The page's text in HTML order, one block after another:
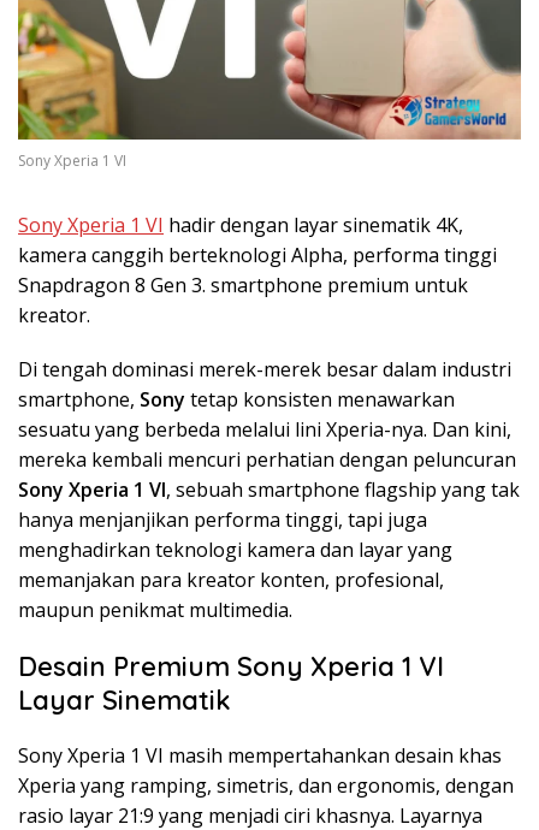
Sony Xperia 1 VI
Sony Xperia 1 VI hadir dengan layar sinematik 4K,
kamera canggih berteknologi Alpha, performa tinggi
Snapdragon 8 Gen 3. smartphone premium untuk
kreator.
Di tengah dominasi merek-merek besar dalam industri
smartphone, Sony tetap konsisten menawarkan
sesuatu yang berbeda melalui lini Xperia-nya. Dan kini,
mereka kembali mencuri perhatian dengan peluncuran
Sony Xperia 1 VI, sebuah smartphone flagship yang tak
hanya menjanjikan performa tinggi, tapi juga
menghadirkan teknologi kamera dan layar yang
memanjakan para kreator konten, profesional,
maupun penikmat multimedia.
Desain Premium Sony Xperia 1 VI
Layar Sinematik
Sony Xperia 1 VI masih mempertahankan desain khas
Xperia yang ramping, simetris, dan ergonomis, dengan
rasio layar 21:9 yang menjadi ciri khasnya. Layarnya